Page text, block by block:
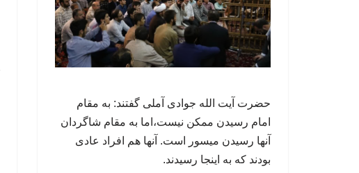
حضرت آیت الله جوادی آملی گفتند: به مقام
امام رسیدن ممکن نیست،اما به مقام شاگردان
آنها رسیدن میسور است. آنها هم افراد عادی
بودند که به اینجا رسیدند.